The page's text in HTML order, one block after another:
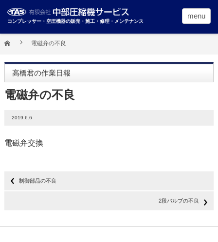
コンプレッサー・空圧機器の販売・施工・修理・メンテナンス
menu
電磁弁の不良
高橋君の作業日報
電磁弁の不良
2019.6.6
電磁弁交換
制御部品の不良
2段バルブの不良